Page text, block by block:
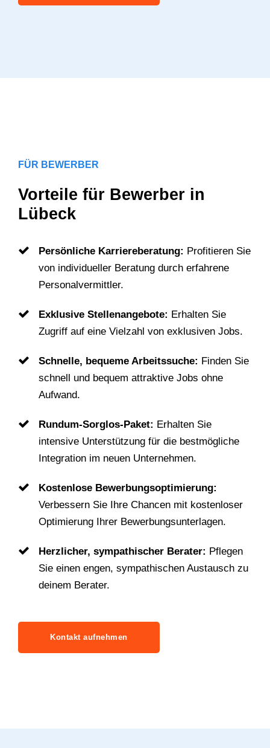
FÜR BEWERBER
Vorteile für Bewerber in
Lübeck
Persönliche Karriereberatung: Profitieren Sie
von individueller Beratung durch erfahrene
Personalvermittler.
Exklusive Stellenangebote: Erhalten Sie
Zugriff auf eine Vielzahl von exklusiven Jobs.
Schnelle, bequeme Arbeitssuche: Finden Sie
schnell und bequem attraktive Jobs ohne
Aufwand.
Rundum-Sorglos-Paket: Erhalten Sie
intensive Unterstützung für die bestmögliche
Integration im neuen Unternehmen.
Kostenlose Bewerbungsoptimierung:
Verbessern Sie Ihre Chancen mit kostenloser
Optimierung Ihrer Bewerbungsunterlagen.
Herzlicher, sympathischer Berater: Pflegen
Sie einen engen, sympathischen Austausch zu
deinem Berater.
Kontakt aufnehmen